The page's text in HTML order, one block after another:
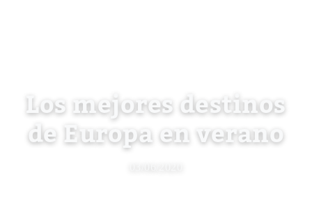
Los mejores destinos
de Europa en verano